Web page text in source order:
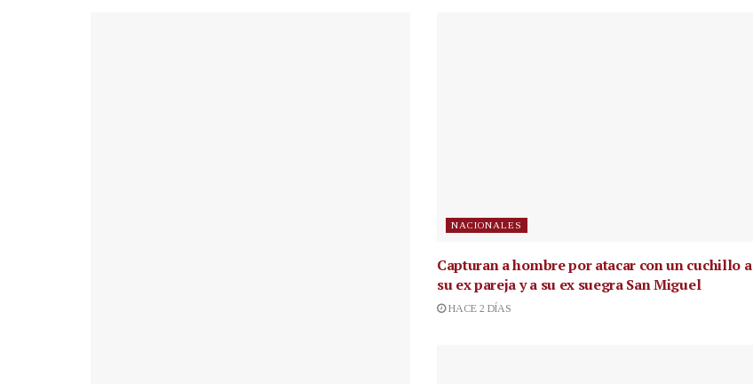
NACIONALES
Capturan a hombre por atacar con un cuchillo a
su ex pareja y a su ex suegra San Miguel
HACE 2 DÍAS